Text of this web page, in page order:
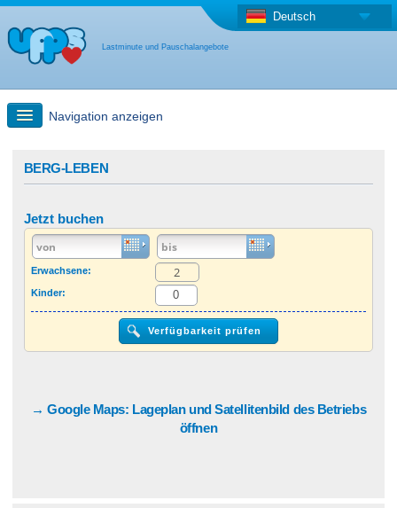
Lastminute und Pauschalangebote
Deutsch
Navigation anzeigen
Last Minute Angebot + Pauschalangebot
Anderes Land
BERG-LEBEN
Jetzt buchen
Erwachsene:
Kinder:
→ Google Maps: Lageplan und Satellitenbild des Betriebs
öffnen